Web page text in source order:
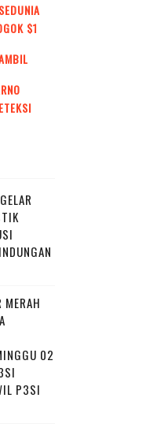
$1
MERAH
02
P3SI